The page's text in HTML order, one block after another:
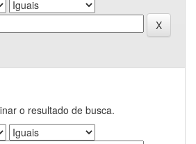
o resultado de busca.